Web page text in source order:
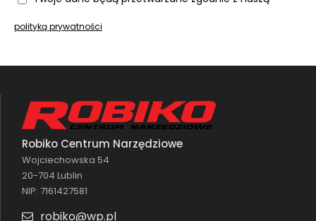
polityką prywatności
Robiko Centrum Narzędziowe
Wojciechowska 54
20-704 Lublin
NIP: 7161427581
robiko@wp.pl